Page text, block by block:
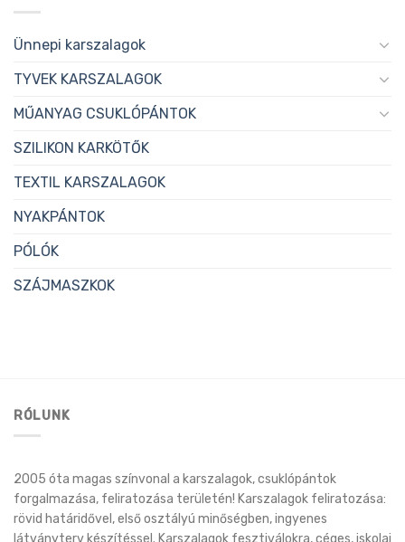
Ünnepi karszalagok
TYVEK KARSZALAGOK
MŰANYAG CSUKLÓPÁNTOK
SZILIKON KARKÖTŐK
TEXTIL KARSZALAGOK
NYAKPÁNTOK
PÓLÓK
SZÁJMASZKOK
RÓLUNK
2005 óta magas színvonal a karszalagok, csuklópántok
forgalmazása, feliratozása területén! Karszalagok feliratozása:
rövid határidővel, első osztályú minőségben, ingyenes